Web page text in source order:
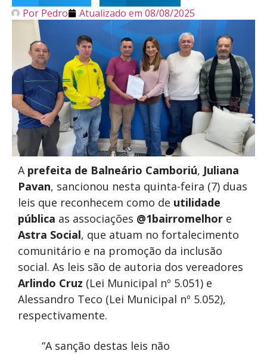
Por Pedro Atualizado em 08/08/2025
A prefeita de Balneário Camboriú, Juliana
Pavan, sancionou nesta quinta-feira (7) duas
leis que reconhecem como de utilidade
pública as associações @1bairromelhor e
Astra Social, que atuam no fortalecimento
comunitário e na promoção da inclusão
social. As leis são de autoria dos vereadores
Arlindo Cruz (Lei Municipal nº 5.051) e
Alessandro Teco (Lei Municipal nº 5.052),
respectivamente.
“A sanção destas leis não